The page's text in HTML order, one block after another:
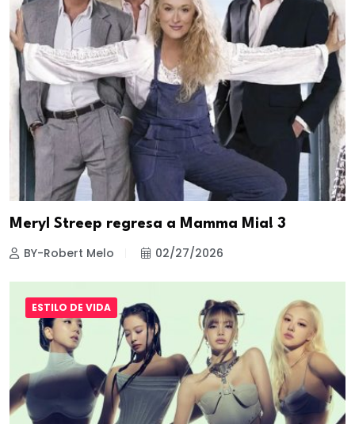
Meryl Streep regresa a Mamma Mia! 3
BY-Robert Melo 02/27/2026
ESTILO DE VIDA